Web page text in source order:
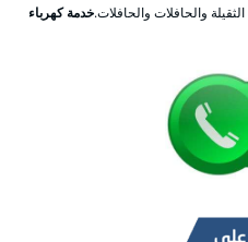
والحافلات والحافلات.خدمة كهرباء